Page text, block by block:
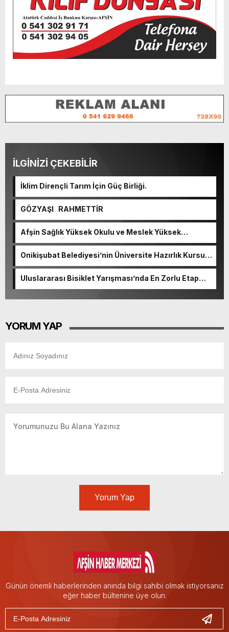
İLGİNİZİ ÇEKEBİLİR
İklim Dirençli Tarım İçin Güç Birliği.
GÖZYAŞI RAHMETTİR
Afşin Sağlık Yüksek Okulu ve Meslek Yüksek
Okulunda görev değişimi!
Onikişubat Belediyesi’nin Üniversite Hazırlık Kursu
başvurularında son gün 7 Ağustos.
Uluslararası Bisiklet Yarışması’nda En Zorlu Etap
YORUM YAP
Yorum Yap
Günün önemli haberlerinden anında bilgi sahibi olmak istiyorsanız
eğer haber bültenine üye olun.